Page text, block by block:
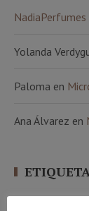
NadiaPerfumes
Yolanda
Paloma en
Ana Álvarez en
100 natural